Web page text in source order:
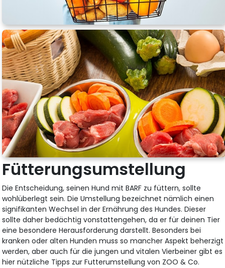
Fütterungsumstellung
Die Entscheidung, seinen Hund mit BARF zu füttern, sollte
wohlüberlegt sein. Die Umstellung bezeichnet nämlich einen
signifikanten Wechsel in der Ernährung des Hundes. Dieser
sollte daher bedächtig vonstattengehen, da er für deinen Tier
eine besondere Herausforderung darstellt. Besonders bei
kranken oder alten Hunden muss so mancher Aspekt beherzigt
werden, aber auch für die jungen und vitalen Vierbeiner gibt es
hier nützliche Tipps zur Futterumstellung von ZOO & Co.